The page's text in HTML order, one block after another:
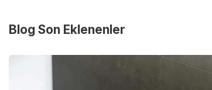
Blog Son Eklenenler